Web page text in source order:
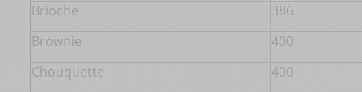
Brioche
386
Brownie
400
Chouquette
400